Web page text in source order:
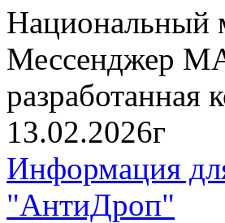
Национальный
Мессенджер
13.02.2026г
Информация
"АнтиДроп"